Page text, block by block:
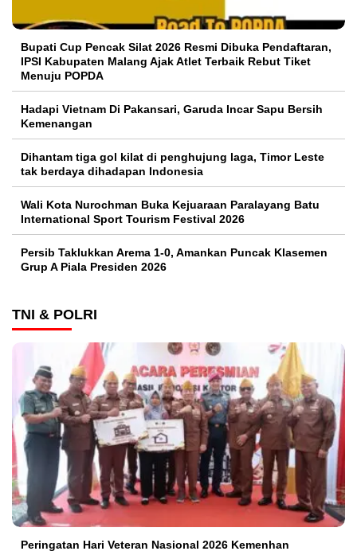
Bupati Cup Pencak Silat 2026 Resmi Dibuka Pendaftaran,
IPSI Kabupaten Malang Ajak Atlet Terbaik Rebut Tiket
Menuju POPDA
Hadapi Vietnam Di Pakansari, Garuda Incar Sapu Bersih
Kemenangan
Dihantam tiga gol kilat di penghujung laga, Timor Leste
tak berdaya dihadapan Indonesia
Wali Kota Nurochman Buka Kejuaraan Paralayang Batu
International Sport Tourism Festival 2026
Persib Taklukkan Arema 1-0, Amankan Puncak Klasemen
Grup A Piala Presiden 2026
TNI & POLRI
Peringatan Hari Veteran Nasional 2026 Kemenhan